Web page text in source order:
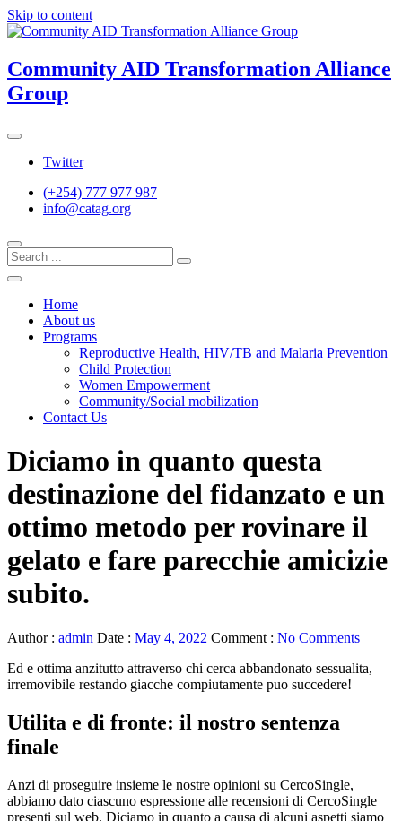
Skip to content
Community AID Transformation Alliance
Group
Twitter
(+254) 777 977 987
info@catag.org
Home
About us
Programs
Reproductive Health, HIV/TB and Malaria Prevention
Child Protection
Women Empowerment
Community/Social mobilization
Contact Us
Diciamo in quanto questa
destinazione del fidanzato e un
ottimo metodo per rovinare il
gelato e fare parecchie amicizie
subito.
Author : admin Date : May 4, 2022 Comment : No Comments
Ed e ottima anzitutto attraverso chi cerca abbandonato sessualita,
irremovibile restando giacche compiutamente puo succedere!
Utilita e di fronte: il nostro sentenza
finale
Anzi di proseguire insieme le nostre opinioni su CercoSingle,
abbiamo dato ciascuno espressione alle recensioni di CercoSingle
presenti sul web. Diciamo in quanto a causa di alcuni aspetti siamo